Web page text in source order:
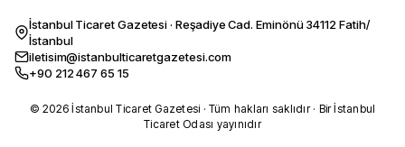
İstanbul Ticaret Gazetesi · Reşadiye Cad. Eminönü 34112 Fatih/
İstanbul
iletisim@istanbulticaretgazetesi.com
+90 212 467 65 15
© 2026 İstanbul Ticaret Gazetesi · Tüm hakları saklıdır · Bir İstanbul
Ticaret Odası yayınıdır